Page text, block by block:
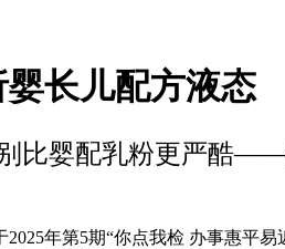
长儿配方液态
比婴配乳粉更严酷
年第5期“你点我检 办事惠平易